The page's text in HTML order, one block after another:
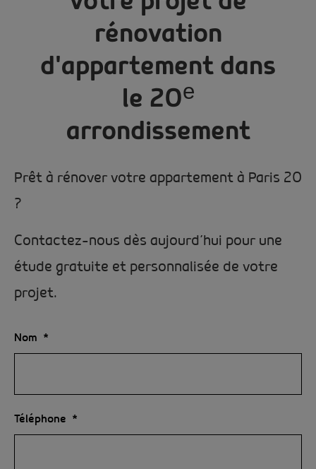
rénovation
d'appartement dans
le 20ᵉ
arrondissement
Prêt à rénover votre appartement à Paris 20
?
Contactez-nous dès aujourd’hui pour une
étude gratuite et personnalisée de votre
projet.
Nom
Téléphone